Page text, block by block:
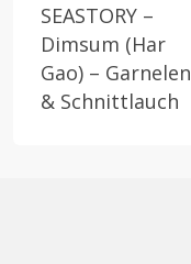
SEASTORY –
Dimsum (Har
Gao) – Garnelen
& Schnittlauch